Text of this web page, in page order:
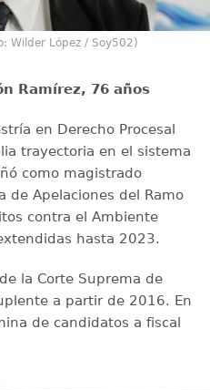
Wilder López / Soy502)
Ramírez, 76 años
en Derecho Procesal
trayectoria en el sistema
como magistrado
de Apelaciones del Ramo
contra el Ambiente
hasta 2023.
la Corte Suprema de
a partir de 2016. En
de candidatos a fiscal